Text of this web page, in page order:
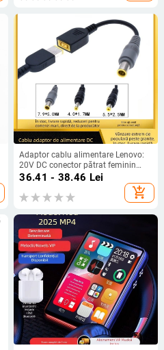
Adaptor cablu alimentare Lenovo:
20V DC conector pătrat feminin
către 7950/5525/4017, model 7950
5525 4017, lungime fir 0,15 m, OEM,
linie de conversie a energiei
36.41 - 38.46 Lei
add_shopping_cart